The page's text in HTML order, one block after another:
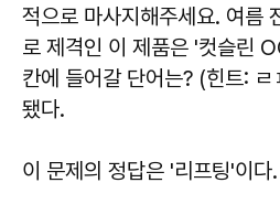
적으로 마사지해주세요. 여름
로 제격인 이 제품은 '컷슬린
칸에 들어갈 단어는? (힌트: ㄹ
됐다.
이 문제의 정답은 '리프팅'이다.